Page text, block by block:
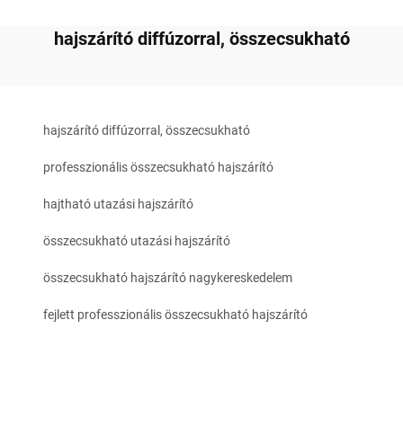
hajszárító diffúzorral, összecsukható
hajszárító diffúzorral, összecsukható
professzionális összecsukható hajszárító
hajtható utazási hajszárító
összecsukható utazási hajszárító
összecsukható hajszárító nagykereskedelem
fejlett professzionális összecsukható hajszárító